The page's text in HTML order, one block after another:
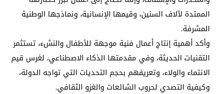
الممتدة لآلاف السنين، وقيمها الإنسانية، ونماذجها الوطنية
المشرفة.
وأكد أهمية إنتاج أعمال فنية موجهة للأطفال والنشء، تستثمر
التقنيات الحديثة، وفي مقدمتها الذكاء الاصطناعي، لغرس قيم
الانتماء والولاء، وتعريفهم بحجم التحديات التي تواجه الدولة،
وكيفية التصدي لحروب الشائعات والغزو الثقافي.